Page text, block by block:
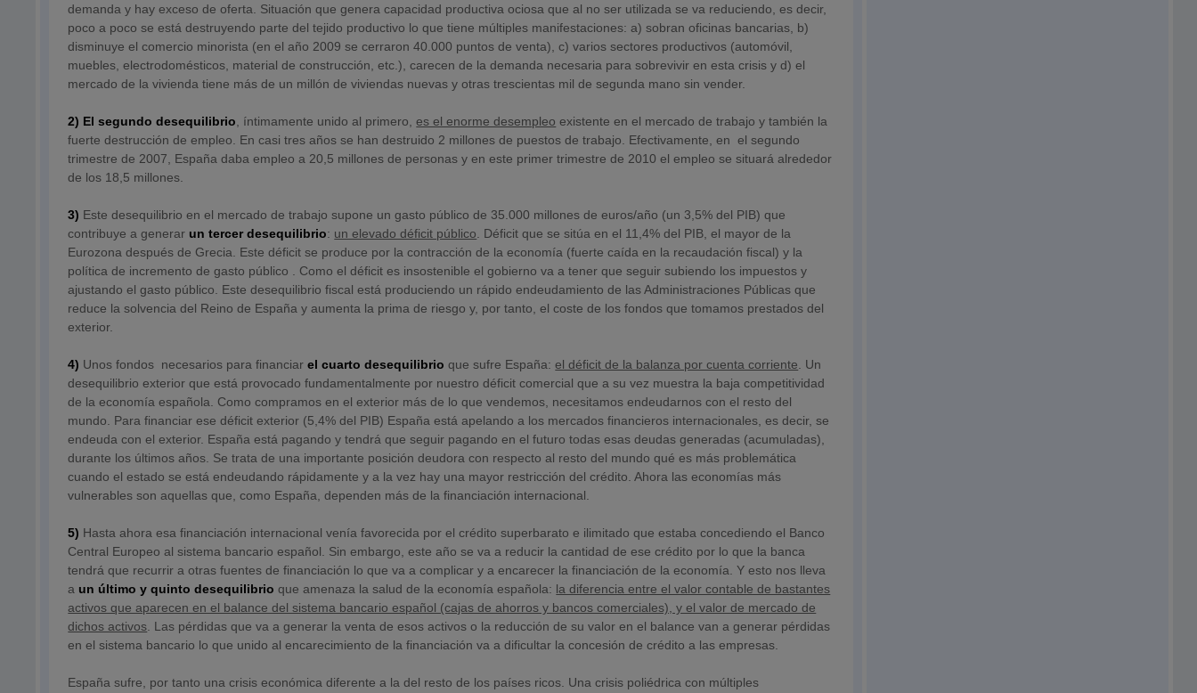
demanda y hay exceso de oferta. Situación que genera capacidad productiva ociosa que al no ser utilizada se va reduciendo, es decir,
poco a poco se está destruyendo parte del tejido productivo lo que tiene múltiples manifestaciones: a) sobran oficinas bancarias, b)
disminuye el comercio minorista (en el año 2009 se cerraron 40.000 puntos de venta), c) varios sectores productivos (automóvil,
muebles, electrodomésticos, material de construcción, etc.), carecen de la demanda necesaria para sobrevivir en esta crisis y d) el
mercado de la vivienda tiene más de un millón de viviendas nuevas y otras trescientas mil de segunda mano sin vender.
2) El segundo desequilibrio , íntimamente unido al primero,es el enorme desempleo existente en el mercado de trabajo y también la
fuerte destrucción de empleo. En casi tres años se han destruido 2 millones de puestos de trabajo. Efectivamente, en el segundo
trimestre de 2007, España daba empleo a 20,5 millones de personas y en este primer trimestre de 2010 el empleo se situará alrededor
de los 18,5 millones.
3) Este desequilibrio en el mercado de trabajo supone un gasto público de 35.000 millones de euros/año (un 3,5% del PIB) que
contribuye a generar un tercer desequilibrio: un elevado déficit público . Déficit que se sitúa en el 11,4% del PIB, el mayor de la
Eurozona después de Grecia. Este déficit se produce por la contracción de la economía (fuerte caída en la recaudación fiscal) y la
política de incremento de gasto público . Como el déficit es insostenible el gobierno va a tener que seguir subiendo los impuestos y
ajustando el gasto público. Este desequilibrio fiscal está produciendo un rápido endeudamiento de las Administraciones Públicas que
reduce la solvencia del Reino de España y aumenta la prima de riesgo y, por tanto, el coste de los fondos que tomamos prestados del
exterior.
4) Unos fondos necesarios para financiarel cuarto desequilibrio que sufre España:el déficit de la balanza por cuenta corriente . Un
desequilibrio exterior que está provocado fundamentalmente por nuestro déficit comercial que a su vez muestra la baja competitividad
de la economía española. Como compramos en el exterior más de lo que vendemos, necesitamos endeudarnos con el resto del
mundo. Para financiar ese déficit exterior (5,4% del PIB) España está apelando a los mercados financieros internacionales, es decir, se
endeuda con el exterior. España está pagando y tendrá que seguir pagando en el futuro todas esas deudas generadas (acumuladas),
durante los últimos años. Se trata de una importante posición deudora con respecto al resto del mundo qué es más problemática
cuando el estado se está endeudando rápidamente y a la vez hay una mayor restricción del crédito. Ahora las economías más
vulnerables son aquellas que, como España, dependen más de la financiación internacional.
5) Hasta ahora esa financiación internacional venía favorecida por el crédito superbarato e ilimitado que estaba concediendo el Banco
Central Europeo al sistema bancario español. Sin embargo, este año se va a reducir la cantidad de ese crédito por lo que la banca
tendrá que recurrir a otras fuentes de financiación lo que va a complicar y a encarecer la financiación de la economía. Y esto nos lleva
a un último y quinto desequilibrio que amenaza la salud de la economía española: la diferencia entre el valor contable de bastantes
activos que aparecen en el balance del sistema bancario español (cajas de ahorros y bancos comerciales), y el valor de mercado de
dichos activos . Las pérdidas que va a generar la venta de esos activos o la reducción de su valor en el balance van a generar pérdidas
en el sistema bancario lo que unido al encarecimiento de la financiación va a dificultar la concesión de crédito a las empresas.
España sufre, por tanto una crisis económica diferente a la del resto de los países ricos. Una crisis poliédrica con múltiples